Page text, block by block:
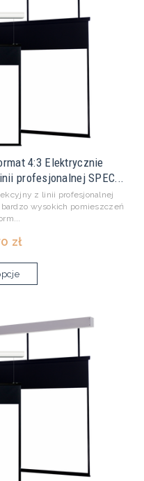
4:3 Elektrycznie
profesjonalnej SPEC...
z linii profesjonalnej
bardzo wysokich pomieszczeń
zł